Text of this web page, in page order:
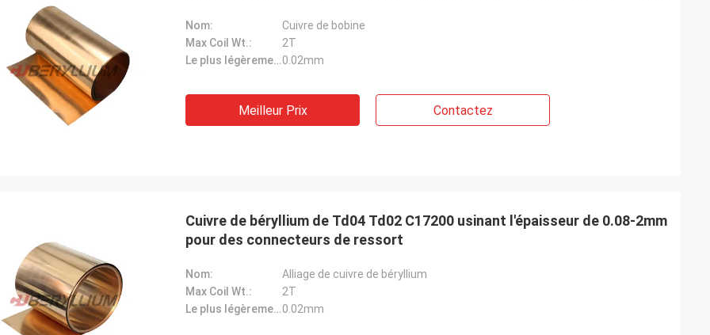
Nom:
Cuivre de bobine
Max Coil Wt.:
2T
Le plus légèrement épais.:0.02mm
Meilleur Prix Contactez
Cuivre de béryllium de Td04 Td02 C17200 usinant l'épaisseur de 0.08-2mm
pour des connecteurs de ressort
Nom:
Alliage de cuivre de béryllium
Max Coil Wt.:
2T
Le plus légèrement épais.:0.02mm